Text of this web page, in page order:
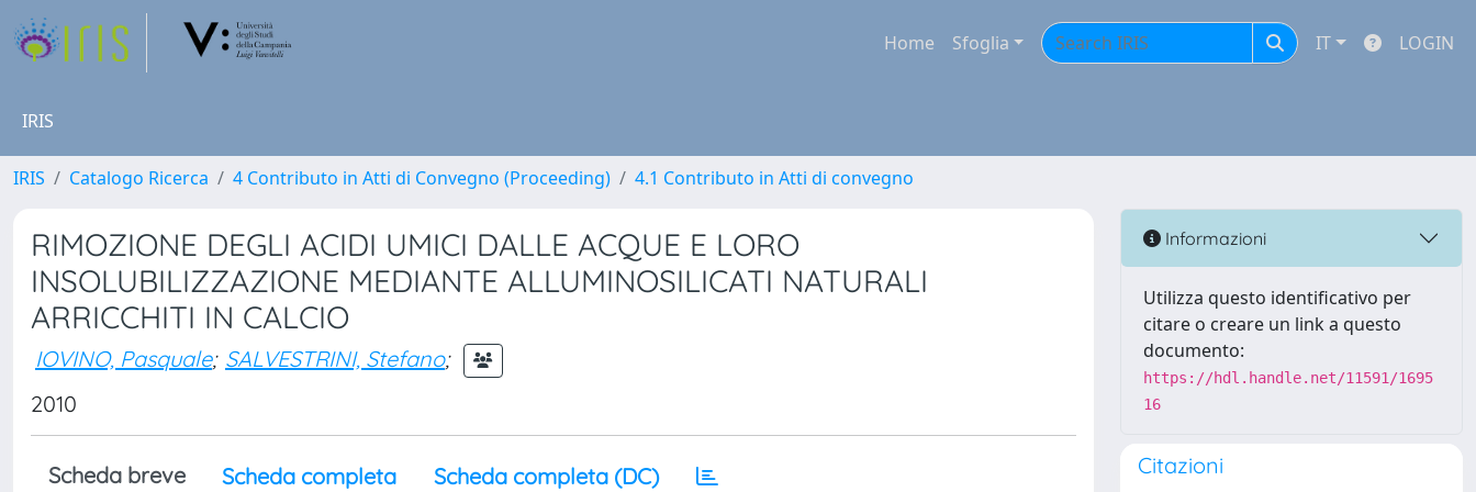
Home Sfoglia IT LOGIN
IRIS
IRIS Catalogo Ricerca 4 Contributo in Atti di Convegno (Proceeding) 4.1 Contributo in Atti di convegno
RIMOZIONE DEGLI ACIDI UMICI DALLE ACQUE E LORO
INSOLUBILIZZAZIONE MEDIANTE ALLUMINOSILICATI NATURALI
ARRICCHITI IN CALCIO
IOVINO, Pasquale; SALVESTRINI, Stefano;
2010
Scheda breve Scheda completa Scheda completa (DC)
Informazioni
Utilizza questo identificativo per
citare o creare un link a questo
documento:
https://hdl.handle.net/11591/1695
16
Citazioni